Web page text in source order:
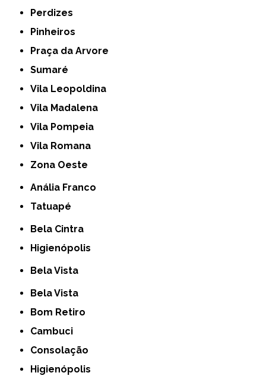
Perdizes
Pinheiros
Praça da Arvore
Sumaré
Vila Leopoldina
Vila Madalena
Vila Pompeia
Vila Romana
Zona Oeste
Anália Franco
Tatuapé
Bela Cintra
Higienópolis
Bela Vista
Bela Vista
Bom Retiro
Cambuci
Consolação
Higienópolis